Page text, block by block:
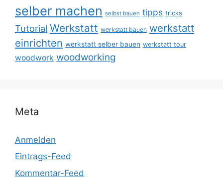
selber machen selbst bauen tipps tricks
Tutorial Werkstatt werkstatt bauen werkstatt
einrichten werkstatt selber bauen werkstatt tour
woodwork woodworking
Meta
Anmelden
Eintrags-Feed
Kommentar-Feed